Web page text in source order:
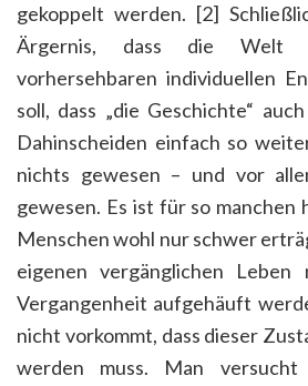
gekoppelt werden. [2]
Ärgernis, dass die Welt
vorhersehbaren individuellen
soll, dass „die Geschichte“
Dahinscheiden einfach so
nichts gewesen – und vor
gewesen. Es ist für so manchen
Menschen wohl nur schwer
eigenen vergänglichen
Vergangenheit aufgehäuft
nicht vorkommt, dass dieser
werden muss. Man versucht